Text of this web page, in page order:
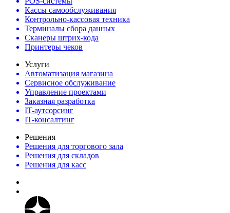
Кассы самообслуживания
Контрольно-кассовая техника
Терминалы сбора данных
Сканеры штрих-кода
Принтеры чеков
Услуги
Автоматизация магазина
Сервисное обслуживание
Управление проектами
Заказная разработка
IT-аутсорсинг
IT-консалтинг
Решения
Решения для торгового зала
Решения для складов
Решения для касс